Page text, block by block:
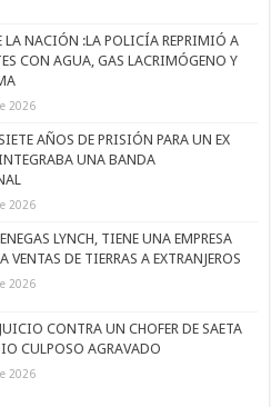
LA NACIÓN :LA POLICÍA REPRIMIÓ A
CON AGUA, GAS LACRIMÓGENO Y
2026
AÑOS DE PRISIÓN PARA UN EX
UNA BANDA
2026
LYNCH, TIENE UNA EMPRESA
VENTAS DE TIERRAS A EXTRANJEROS
2026
CONTRA UN CHOFER DE SAETA
CULPOSO AGRAVADO
2026